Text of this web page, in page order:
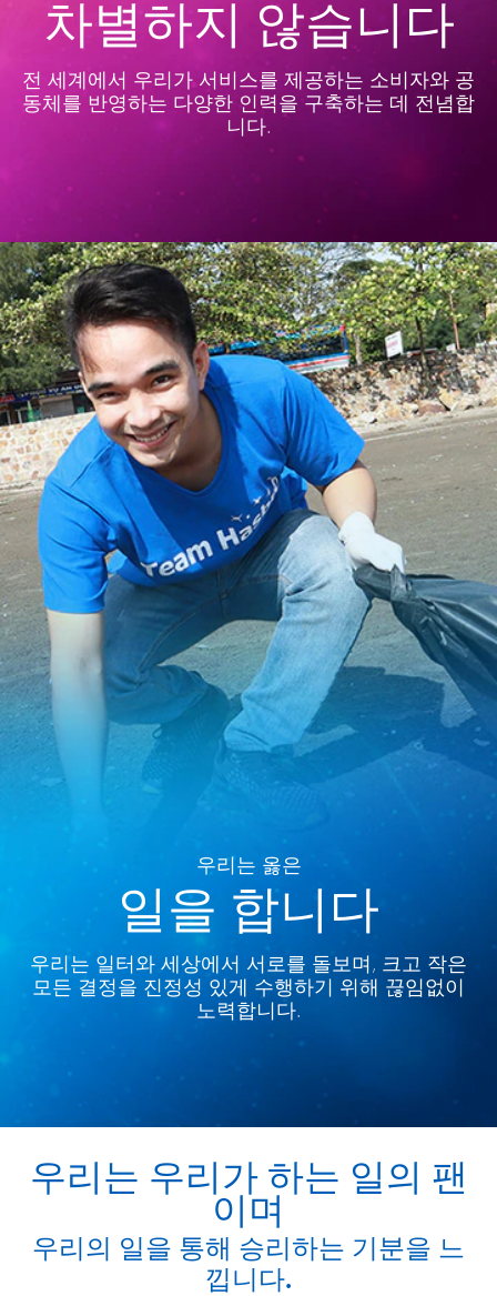
차별하지 않습니다
전 세계에서 우리가 서비스를 제공하는 소비자와 공
동체를 반영하는 다양한 인력을 구축하는 데 전념합
니다.
우리는 옳은
일을 합니다
우리는 일터와 세상에서 서로를 돌보며, 크고 작은
모든 결정을 진정성 있게 수행하기 위해 끊임없이
노력합니다.
우리는 우리가 하는 일의 팬
이며
우리의 일을 통해 승리하는 기분을 느
낍니다.